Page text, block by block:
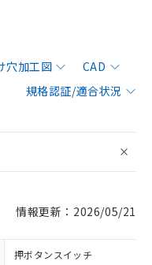
穴加工図
CAD
規格認証/適合状況
情報更新：2026/05/21
押ボタンスイッチ